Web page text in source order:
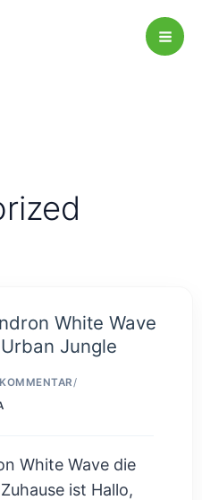
White Wave
Jungle
/
White Wave die
ist Hallo,